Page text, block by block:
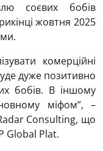
соєвих бобів
жовтня 2025
комерційні
дуже позитивно
бобів. В іншому
міфом”, –
Consulting, що
Global Plat.